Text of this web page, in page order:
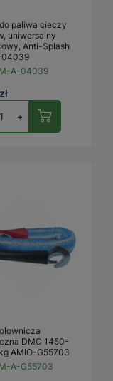
paliwa cieczy
uniwersalny
Anti-Splash
04039
A-04039
+
DMC 1450-
AMIO-G55703
A-G55703